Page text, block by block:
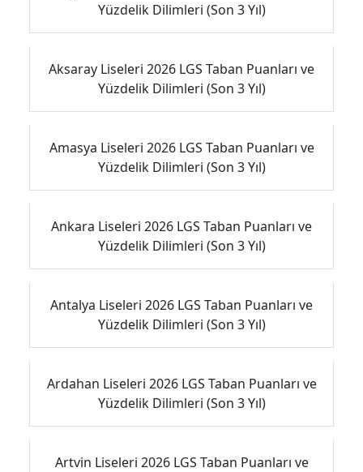
Yüzdelik Dilimleri (Son 3 Yıl)
Aksaray Liseleri 2026 LGS Taban Puanları ve
Yüzdelik Dilimleri (Son 3 Yıl)
Amasya Liseleri 2026 LGS Taban Puanları ve
Yüzdelik Dilimleri (Son 3 Yıl)
Ankara Liseleri 2026 LGS Taban Puanları ve
Yüzdelik Dilimleri (Son 3 Yıl)
Antalya Liseleri 2026 LGS Taban Puanları ve
Yüzdelik Dilimleri (Son 3 Yıl)
Ardahan Liseleri 2026 LGS Taban Puanları ve
Yüzdelik Dilimleri (Son 3 Yıl)
Artvin Liseleri 2026 LGS Taban Puanları ve